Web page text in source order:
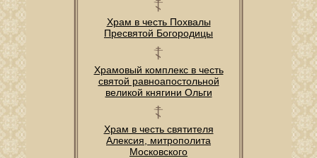
Храм в честь Похвалы
Пресвятой Богородицы
Храмовый комплекс в честь
святой равноапостольной
великой княгини Ольги
Храм в честь святителя
Алексия, митрополита
Московского